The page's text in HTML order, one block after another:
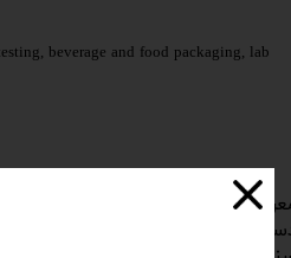
beverage and food packaging, lab
دستگاه: